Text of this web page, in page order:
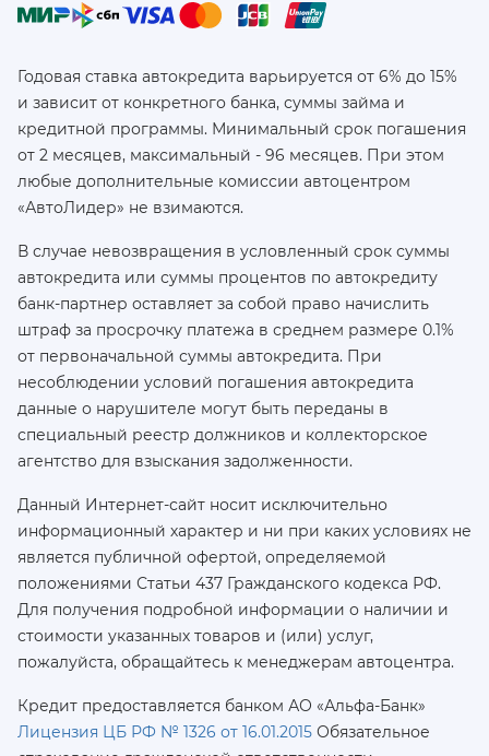
Годовая ставка автокредита варьируется от 6% до 15%
и зависит от конкретного банка, суммы займа и
кредитной программы. Минимальный срок погашения
от 2 месяцев, максимальный - 96 месяцев. При этом
любые дополнительные комиссии автоцентром
«АвтоЛидер» не взимаются.
В случае невозвращения в условленный срок суммы
автокредита или суммы процентов по автокредиту
банк-партнер оставляет за собой право начислить
штраф за просрочку платежа в среднем размере 0.1%
от первоначальной суммы автокредита. При
несоблюдении условий погашения автокредита
данные о нарушителе могут быть переданы в
специальный реестр должников и коллекторское
агентство для взыскания задолженности.
Данный Интернет-сайт носит исключительно
информационный характер и ни при каких условиях не
является публичной офертой, определяемой
положениями Статьи 437 Гражданского кодекса РФ.
Для получения подробной информации о наличии и
стоимости указанных товаров и (или) услуг,
пожалуйста, обращайтесь к менеджерам автоцентра.
Кредит предоставляется банком АО «Альфа-Банк»
Лицензия ЦБ РФ № 1326 от 16.01.2015 Обязательное